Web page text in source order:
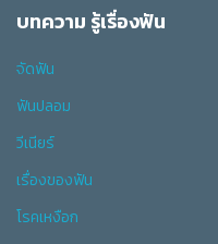
บทความ รู้เรื่องฟัน
จัดฟัน
ฟันปลอม
วีเนียร์
เรื่องของฟัน
โรคเหงือก